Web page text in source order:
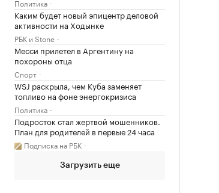
Политика
Каким будет новый эпицентр деловой
активности на Ходынке
РБК и Stone
Месси прилетел в Аргентину на
похороны отца
Спорт
WSJ раскрыла, чем Куба заменяет
топливо на фоне энергокризиса
Политика
Подросток стал жертвой мошенников.
План для родителей в первые 24 часа
Подписка на РБК
Загрузить еще